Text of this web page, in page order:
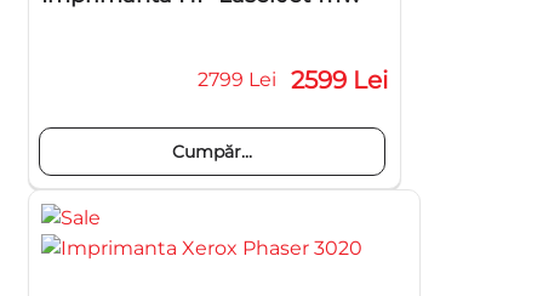
2799 Lei 2599 Lei
Cumpăr...